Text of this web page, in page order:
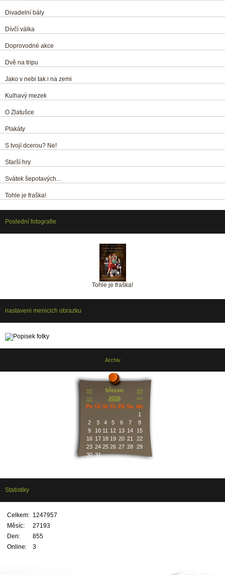
Divadelní bály
Dívčí válka
Doprovodné akce
Dvě na tripu
Jako v nebi tak i na zemi
Kulhavý mezek
O Zlatušce
Plakáty
S tvojí dcerou? Ne!
Starší hry
Svátek šepotavých...
Tohle je fraška!
Poslední fotografie
Tohle je fraška!
nastaveni menicich obrazku
Archiv
<< březen
>>
<<
2026
>>
Po Út St Čt Pá So Ne
1
2
3 4 5 6 7
8
9
10 11 12 13 14
15
16 17 18 19 20 21
22
23 24 25 26 27 28 29
30 31
Statistiky
Online: 3
Celkem: 1247957
Měsíc:
27193
Den:
855